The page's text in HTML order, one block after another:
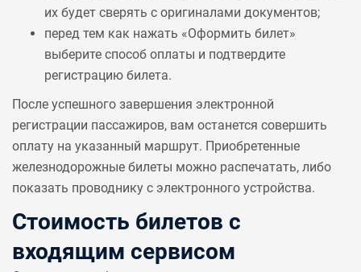
их будет сверять с оригиналами документов;
перед тем как нажать «Оформить билет»
выберите способ оплаты и подтвердите
регистрацию билета.
После успешного завершения электронной
регистрации пассажиров, вам останется совершить
оплату на указанный маршрут. Приобретенные
железнодорожные билеты можно распечатать, либо
показать проводнику с электронного устройства.
Стоимость билетов с
входящим сервисом